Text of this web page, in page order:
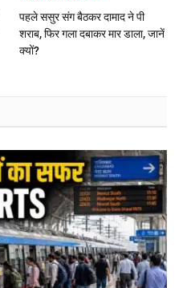
पहले ससुर संग बैठकर दामाद ने पी
शराब, फिर गला दबाकर मार डाला, जानें
क्यों?